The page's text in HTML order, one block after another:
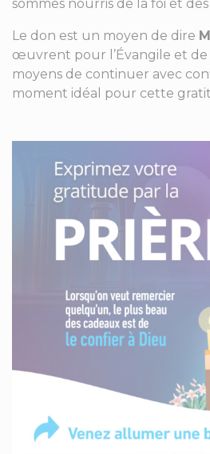
sommes nourris de la foi et
Le don est un moyen de dire
œuvrent pour l’Évangile et
moyens de continuer avec
moment idéal pour cette